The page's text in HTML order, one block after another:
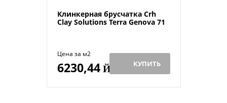
Клинкерная брусчатка Crh
Clay Solutions Terra Genova 71
Цена за м2
6230,44Й КУПИТЬ